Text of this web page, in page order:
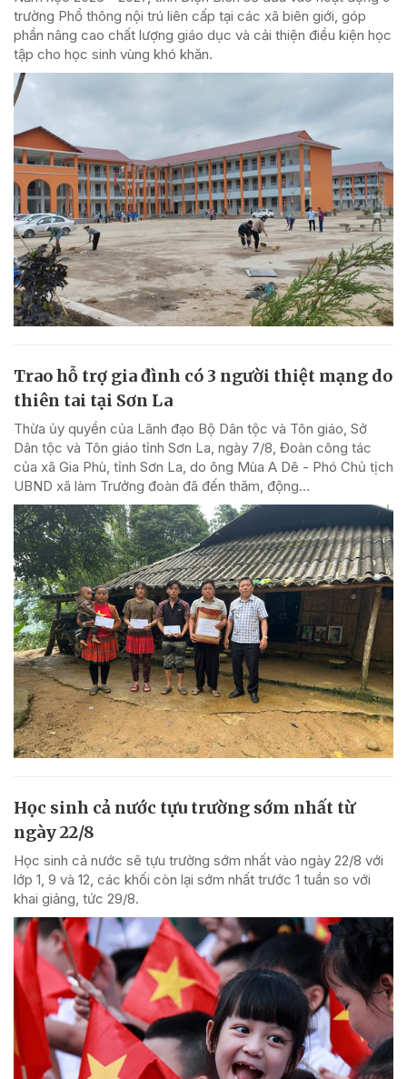
trường Phổ thông nội trú liên cấp tại các xã biên giới, góp
phần nâng cao chất lượng giáo dục và cải thiện điều kiện học
tập cho học sinh vùng khó khăn.
Trao hỗ trợ gia đình có 3 người thiệt mạng do
thiên tai tại Sơn La
Thừa ủy quyền của Lãnh đạo Bộ Dân tộc và Tôn giáo, Sở
Dân tộc và Tôn giáo tỉnh Sơn La, ngày 7/8, Đoàn công tác
của xã Gia Phù, tỉnh Sơn La, do ông Mùa A Dê - Phó Chủ tịch
UBND xã làm Trưởng đoàn đã đến thăm, động...
Học sinh cả nước tựu trường sớm nhất từ
ngày 22/8
Học sinh cả nước sẽ tựu trường sớm nhất vào ngày 22/8 với
lớp 1, 9 và 12, các khối còn lại sớm nhất trước 1 tuần so với
khai giảng, tức 29/8.